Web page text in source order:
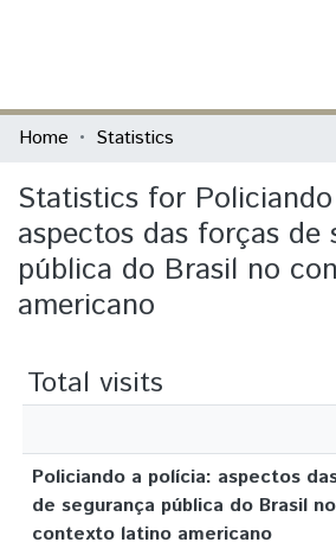
Communities & Collections
All of DSpace
Home Statistics
Statistics for
aspectos das forças de
pública do Brasil no
americano
Total visits
Policiando a polícia: aspectos
de segurança pública do Brasil no
contexto latino americano